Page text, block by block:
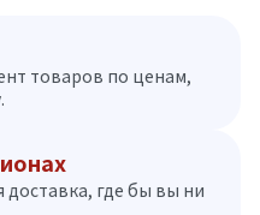
товаров по ценам,
доставка, где бы вы ни